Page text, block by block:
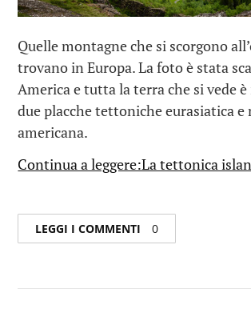
Quelle montagne che si scorgono
trovano in Europa. La foto è stata
America e tutta la terra che si vede
due placche tettoniche eurasiatica e
americana.
Continua a leggere:La tettonica
LEGGI I COMMENTI 0